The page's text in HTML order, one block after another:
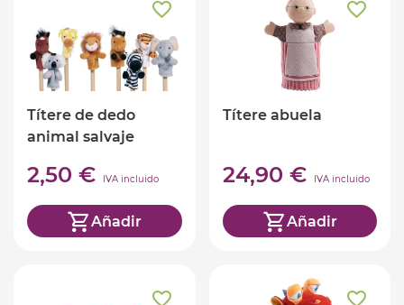
Títere de dedo
animal salvaje
2,50 € IVA incluido
Añadir
Títere abuela
24,90 € IVA incluido
Añadir